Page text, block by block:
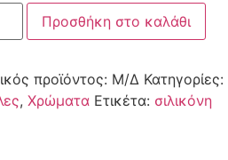
Προσθήκη στο καλάθι
προϊόντος: Μ/Δ Κατηγορίες:
, Χρώματα Ετικέτα: σιλικόνη